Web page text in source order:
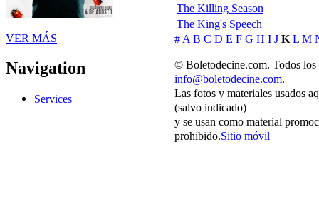
VER MÁS
Navigation
Services
The Killing Season
The King's Speech
# A B C D E F G H I J K L M
© Boletodecine.com. Todos los
info@boletodecine.com.
Las fotos y materiales usados
(salvo indicado)
y se usan como material
prohibido.Sitio móvil